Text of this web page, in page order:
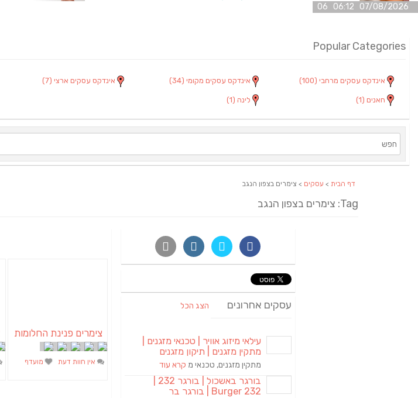
07/08/2026 06:12 06
Popular Categories
אינדקס עסקים מרחבי (100) אינדקס עסקים מקומי (34) אינדקס עסקים ארצי (7)
חאנים (1) לינה (1)
דף הבית > עסקים > צימרים בצפון הנגב
Tag: צימרים בצפון הנגב
צימרים פנינת החלומות
אין חוות דעת מועדף
עסקים אחרונים הצג הכל
עילאי מיזוג אוויר | טכנאי מזגנים |
מתקין מזגנים | תיקון מזגנים
מתקין מזגנים, טכנאי מ קרא עוד
Burger 232 | בורגר בר